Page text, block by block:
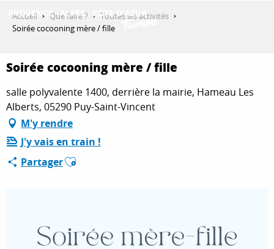
QUE FAIRE ?
SÉJOURNER
Accueil Que faire ?
Toutes les activités
Soirée cocooning mère / fille
Soirée cocooning mère / fille
salle polyvalente 1400, derrière la mairie, Hameau Les
Alberts, 05290 Puy-Saint-Vincent
M'y rendre
J'y vais en train !
PartagerAjouter aux favoris